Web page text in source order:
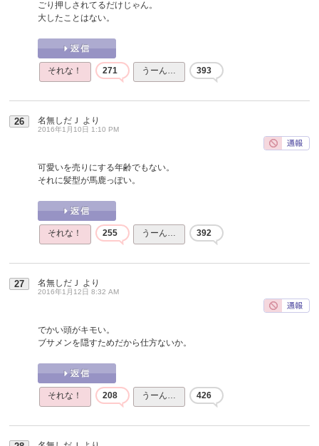
ごり押しされてるだけじゃん。
大したことはない。
それな！ 271 うーん… 393
26 名無しだＪ より
2016年1月10日 1:10 PM
可愛いを売りにする年齢でもない。
それに髪型が馬鹿っぽい。
それな！ 255 うーん… 392
27 名無しだＪ より
2016年1月12日 8:32 AM
でかい頭がキモい。
ブサメンを隠すためだから仕方ないか。
それな！ 208 うーん… 426